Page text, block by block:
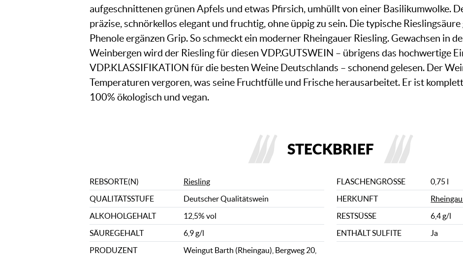
aufgeschnittenen grünen Apfels und etwas Pfirsich, umhüllt von einer Basilikumwolke.
präzise, schnörkellos elegant und fruchtig, ohne üppig zu sein. Die typische
Phenole ergänzen Grip. So schmeckt ein moderner Rheingauer Riesling. Gewachsen in
Weinbergen wird der Riesling für diesen VDP.GUTSWEIN – übrigens das hochwertige
VDP.KLASSIFIKATION für die besten Weine Deutschlands – schonend gelesen. Der
Temperaturen vergoren, was seine Fruchtfülle und Frische herausarbeitet. Er ist
100% ökologisch und vegan.
STECKBRIEF
REBSORTE(N) Riesling FLASCHENGRÖSSE
0,75 l
QUALITÄTSSTUFE
Deutscher Qualitätswein HERKUNFT Rheingau
ALKOHOLGEHALT
12,5% vol RESTSÜSSE
6,4 g/l
SÄUREGEHALT
6,9 g/l ENTHÄLT SULFITE
Ja
PRODUZENT
Weingut Barth (Rheingau), Bergweg 20,